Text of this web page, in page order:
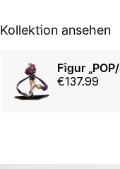
Kollektion ansehen
€137.99